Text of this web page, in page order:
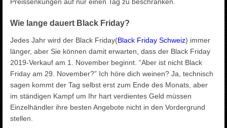
Wie lange dauert Black Friday?
Jedes Jahr wird der Black Friday(Black Friday Schweiz) immer
länger, aber Sie können damit erwarten, dass der Black Friday
2019-Verkauf am 1. November beginnt. “Aber ist nicht Black
Friday am 29. November?” Ich höre dich weinen? Ja, technisch
sagen kommt der Tag selbst erst zum Ende des Monats, aber
im ständigen Kampf um Ihr hart verdientes Geld müssen
Einzelhändler ihre besten Angebote nicht in den Vordergrund
stellen.